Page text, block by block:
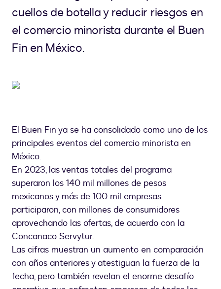
cuellos de botella y reducir riesgos en
el comercio minorista durante el Buen
Fin en México.
El Buen Fin ya se ha consolidado como uno de los
principales eventos del comercio minorista en
México.
En 2023, las ventas totales del programa
superaron los 140 mil millones de pesos
mexicanos y más de 100 mil empresas
participaron, con millones de consumidores
aprovechando las ofertas, de acuerdo con la
Concanaco Servytur.
Las cifras muestran un aumento en comparación
con años anteriores y atestiguan la fuerza de la
fecha, pero también revelan el enorme desafío